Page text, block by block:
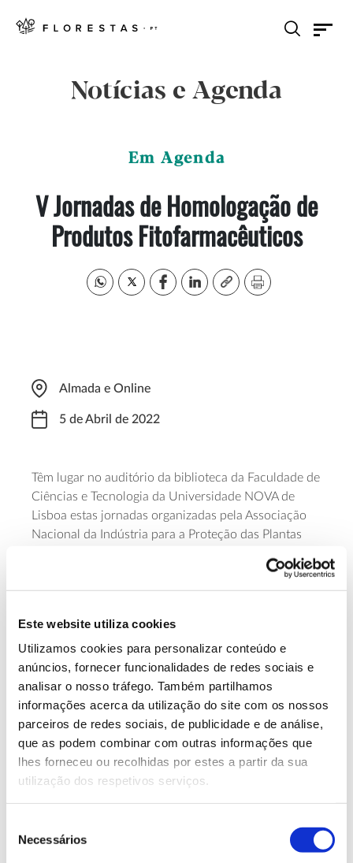
Este website utiliza cookies
Utilizamos cookies para personalizar conteúdo e
anúncios, fornecer funcionalidades de redes sociais e
analisar o nosso tráfego. Também partilhamos
informações acerca da utilização do site com os nossos
parceiros de redes sociais, de publicidade e de análise,
que as podem combinar com outras informações que
lhes forneceu ou recolhidas por estes a partir da sua
utilização dos respetivos serviços.
Necessários
Notícias e Agenda
Em Agenda
V Jornadas de Homologação de
Produtos Fitofarmacêuticos
Almada e Online
5 de Abril de 2022
Têm lugar no auditório da biblioteca da Faculdade de
Ciências e Tecnologia da Universidade NOVA de
Lisboa estas jornadas organizadas pela Associação
Nacional da Indústria para a Proteção das Plantas
Pacto Ecológico Europeu, as alterações climáticas e
o crescente aparecimento de novas pragas e
presencialmente ou via online, terá de inscrever-se
neste formulário.
Saiba mais sobre esta iniciativa
13.07.2026
Genoma do priolo e de outras espécies em risco: